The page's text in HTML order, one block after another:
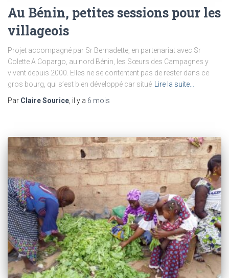
Au Bénin, petites sessions pour les
villageois
Projet accompagné par Sr Bernadette, en partenariat avec Sr
Colette A Copargo, au nord Bénin, les Sœurs des Campagnes y
vivent depuis 2000. Elles ne se contentent pas de rester dans ce
gros bourg, qui s’est bien développé car situé
Lire la suite…
Par Claire Sourice , il y a 6 mois